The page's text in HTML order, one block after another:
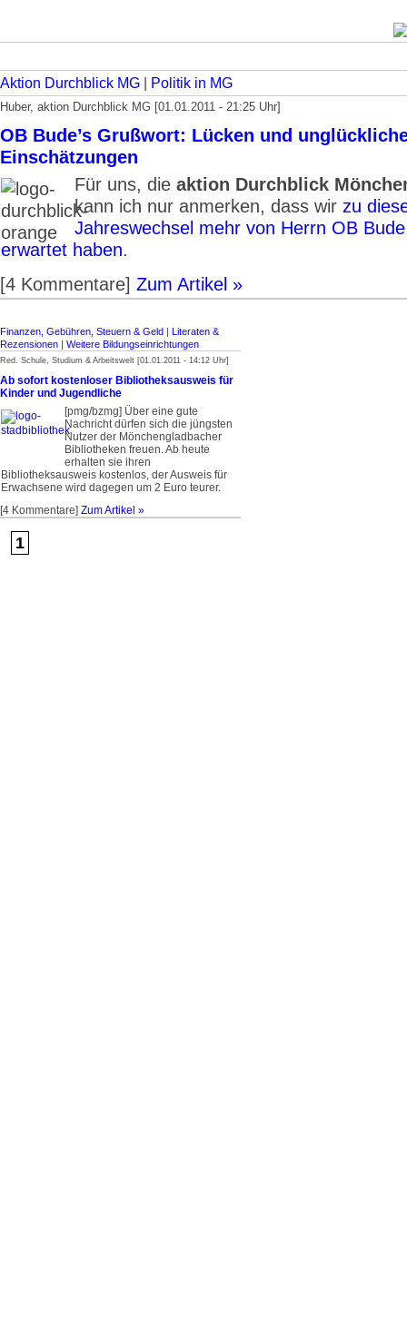
Aktion Durchblick MG Politik in MG
Huber, aktion Durchblick MG [01.01.2011 - 21:25 Uhr]
OB Bude’s Grußwort: Lücken und
Einschätzungen
Für uns, die aktion Durchblick
kann ich nur anmerken, dass wir zu
Jahreswechsel mehr von Herrn OB
erwartet haben.
[4 Kommentare] Zum Artikel »
Finanzen, Gebühren, Steuern & Geld | Literaten &
Rezensionen | Weitere Bildungseinrichtungen
Red. Schule, Studium & Arbeitswelt [01.01.2011 - 14:12 Uhr]
Ab sofort kostenloser Bibliotheksausweis für
Kinder und Jugendliche
[pmg/bzmg] Über eine gute
Nachricht dürfen sich die jüngsten
Nutzer der Mönchengladbacher
Bibliotheken freuen. Ab heute
erhalten sie ihren
Bibliotheksausweis kostenlos, der Ausweis für
Erwachsene wird dagegen um 2 Euro teurer.
[4 Kommentare] Zum Artikel »
1